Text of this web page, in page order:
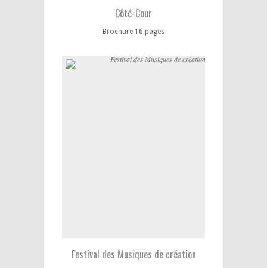
Côté-Cour
Brochure 16 pages
Festival des Musiques de création